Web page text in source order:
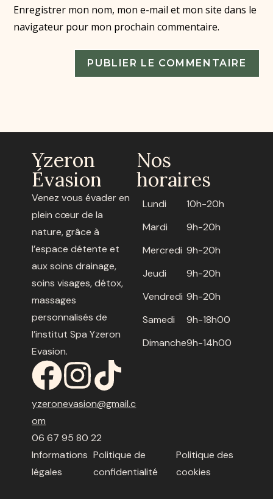
Enregistrer mon nom, mon e-mail et mon site dans le
navigateur pour mon prochain commentaire.
Yzeron
Évasion
Venez vous évader en
plein cœur de la
nature, grâce à
l’espace détente et
aux soins drainage,
soins visages, détox,
massages
personnalisés de
l’institut Spa Yzeron
Evasion.
yzeronevasion@gmail.c
om
06 67 95 80 22
Nos
horaires
Lundi
Mardi
Mercredi
Jeudi
Vendredi
Samedi
Dimanche
10h-20h
9h-20h
9h-20h
9h-20h
9h-20h
9h-18h00
9h-14h00
Informations
légales
Politique de
confidentialité
Politique des
cookies